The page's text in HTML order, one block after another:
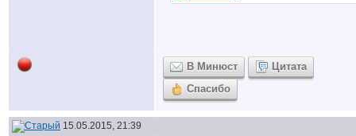
В Минюст
Цитата
Спасибо
15.05.2015, 21:39